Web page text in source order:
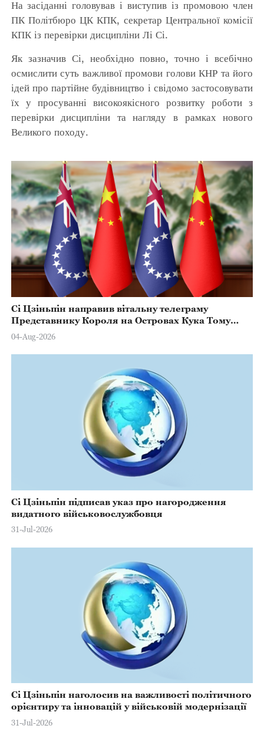
На засіданні головував і виступив із промовою член
ПК Політбюро ЦК КПК, секретар Центральної комісії
КПК із перевірки дисципліни Лі Сі.
Як зазначив Сі, необхідно повно, точно і всебічно
осмислити суть важливої ​​промови голови КНР та його
ідей про партійне будівництво і свідомо застосовувати
їх у просуванні високоякісного розвитку роботи з
перевірки дисципліни та нагляду в рамках нового
Великого походу.
Сі Цзіньпін направив вітальну телеграму
Представнику Короля на Островах Кука Тому
Марстерсу з нагоди Дня Конституції
04-Aug-2026
Сі Цзіньпін підписав указ про нагородження
видатного військовослужбовця
31-Jul-2026
Сі Цзіньпін наголосив на важливості політичного
орієнтиру та інновацій у військовій модернізації
31-Jul-2026